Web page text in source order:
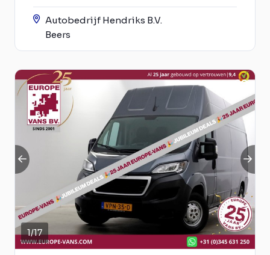
Autobedrijf Hendriks B.V.
Beers
1/17